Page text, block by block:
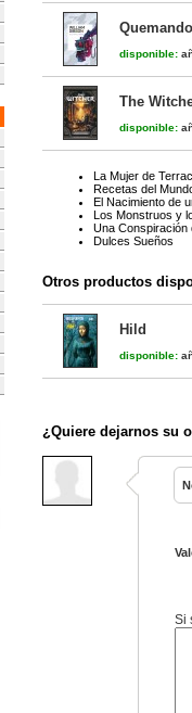
disponible:
The
disponible:
La Mujer de
Recetas del
El Nacimiento de
Los Monstruos y
Una Conspiración
Dulces Sueños
Otros productos
Hild
disponible:
¿Quiere dejarnos su
Si